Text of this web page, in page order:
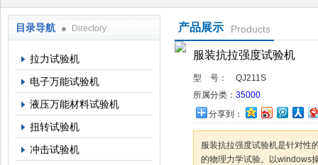
目录导航 Directory
拉力试验机
电子万能试验机
液压万能材料试验机
扭转试验机
冲击试验机
产品展示 Products
服装抗拉强度试验机
型 号：
QJ211S
所属分类： 35000
分享到：
服装抗拉强度试验机是针对性
的物理力学试验。以windows